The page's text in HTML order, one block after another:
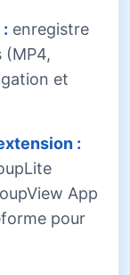
enregistre
(MP4,
et
:
App
pour